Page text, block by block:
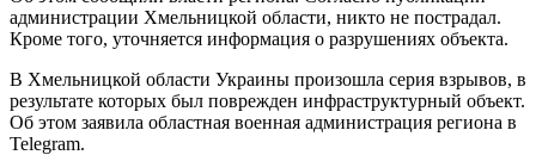
администрации Хмельницкой области, никто не пострадал.
Кроме того, уточняется информация о разрушениях объекта.
В Хмельницкой области Украины произошла серия взрывов, в
результате которых был поврежден инфраструктурный объект.
Об этом заявила областная военная администрация региона в
Telegram.